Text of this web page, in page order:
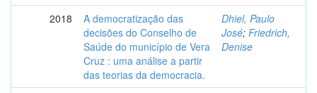
2018
A democratização das
decisões do Conselho de
Saúde do município de Vera
Cruz : uma análise a partir
das teorias da democracia.
Dhiel, Paulo
José; Friedrich,
Denise